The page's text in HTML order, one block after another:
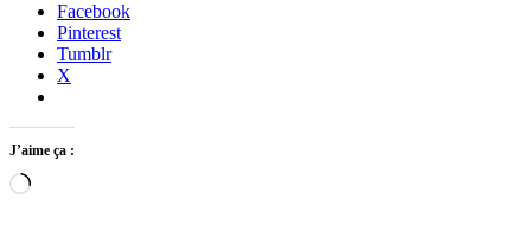
Facebook
Pinterest
Tumblr
X
J’aime ça :
Chargement…